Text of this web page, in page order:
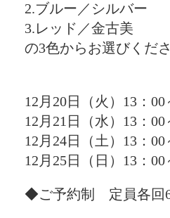
2.ブルー／シルバー
3.レッド／金古美
の3色からお選びくださ
12月20日（火）13：00
12月21日（水）13：00
12月24日（土）13：00
12月25日（日）13：00
◆ご予約制 定員各回